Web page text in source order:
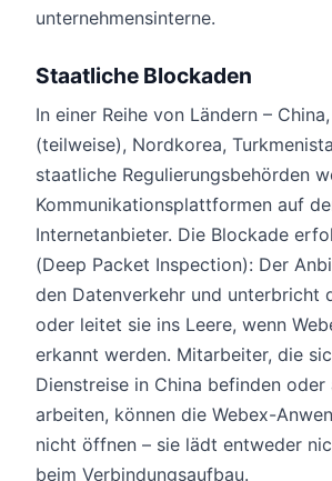
unternehmensinterne.
Staatliche Blockaden
In einer Reihe von Ländern –
(teilweise), Nordkorea,
staatliche Regulierungsbehörden
Kommunikationsplattformen auf
Internetanbieter. Die Blockade
(Deep Packet Inspection): Der
den Datenverkehr und unterbricht
oder leitet sie ins Leere, wenn
erkannt werden. Mitarbeiter, die
Dienstreise in China befinden oder
arbeiten, können die Webex-
nicht öffnen – sie lädt entweder
beim Verbindungsaufbau.